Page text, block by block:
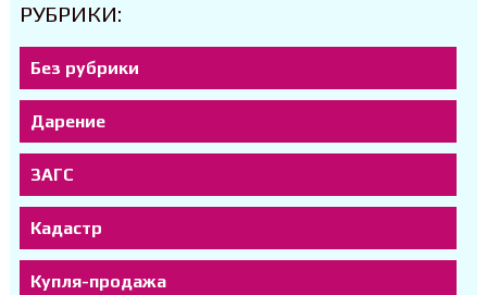
РУБРИКИ:
Без рубрики
Дарение
ЗАГС
Кадастр
Купля-продажа